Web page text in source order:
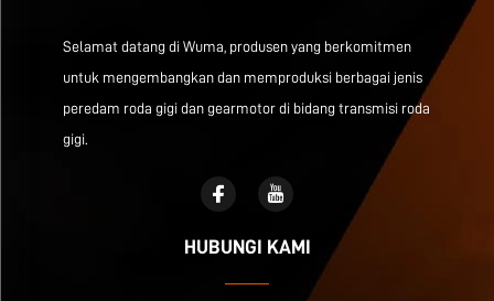
Selamat datang di Wuma, produsen yang berkomitmen
untuk mengembangkan dan memproduksi berbagai jenis
peredam roda gigi dan gearmotor di bidang transmisi roda
gigi.
HUBUNGI KAMI